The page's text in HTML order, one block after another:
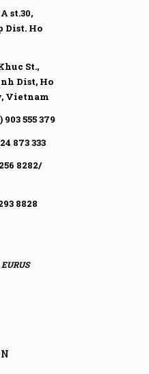
st.30,
Dist. Ho
St.,
Dist, Ho
Vietnam
555 379
333
8282/
8828